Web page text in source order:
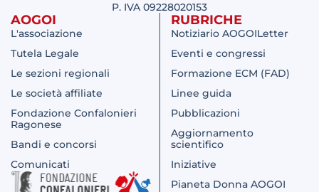
P. IVA 09228020153
AOGOI
L'associazione
Tutela Legale
Le sezioni regionali
Le società affiliate
Fondazione Confalonieri
Ragonese
Bandi e concorsi
Comunicati
RUBRICHE
Notiziario AOGOILetter
Eventi e congressi
Formazione ECM (FAD)
Linee guida
Pubblicazioni
Aggiornamento
scientifico
Iniziative
Pianeta Donna AOGOI